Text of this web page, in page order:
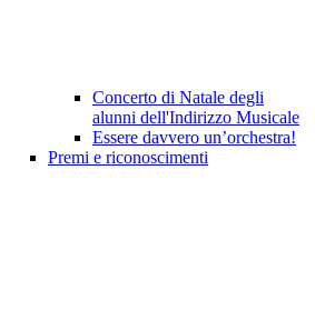
Concerto di Natale degli
alunni dell'Indirizzo Musicale
Essere davvero un’orchestra!
Premi e riconoscimenti